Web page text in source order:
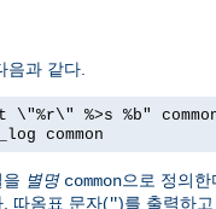
음과 같다.
\"%r\" %>s %b"
common
별명 common으로 정의
따옴표 문자(")를 출력하